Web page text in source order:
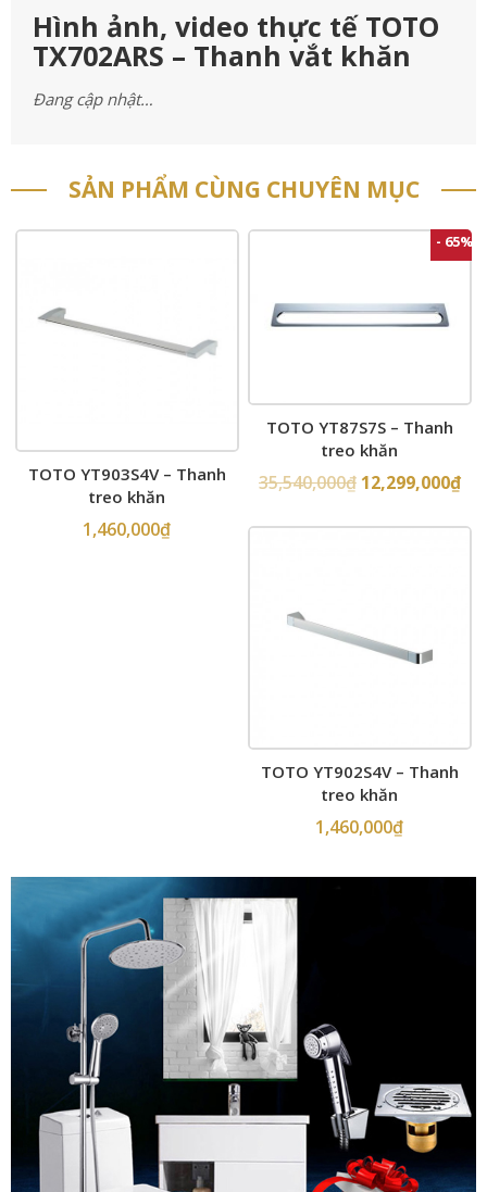
Hình ảnh, video thực tế TOTO
TX702ARS – Thanh vắt khăn
Đang cập nhật…
SẢN PHẨM CÙNG CHUYÊN MỤC
TOTO YT903S4V – Thanh
treo khăn
1,460,000₫
- 65%
TOTO YT87S7S – Thanh
treo khăn
35,540,000₫ 12,299,000₫
TOTO YT902S4V – Thanh
treo khăn
1,460,000₫